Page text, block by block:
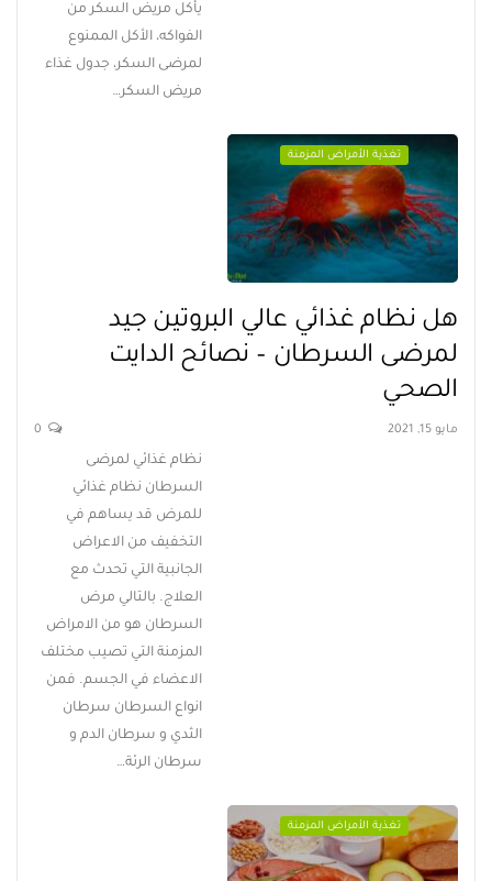
يأكل مريض السكر من
الفواكه، الأكل الممنوع
لمرضى السكر، جدول غذاء
مريض السكر…
تغذية الأمراض المزمنة
هل نظام غذائي عالي البروتين جيد
لمرضى السرطان – نصائح الدايت
الصحي
مايو 15, 2021
نظام غذائي لمرضى
السرطان نظام غذائي
للمرض قد يساهم في
التخفيف من الاعراض
الجانبية التي تحدث مع
العلاج. بالتالي مرض
السرطان هو من الامراض
المزمنة التي تصيب مختلف
الاعضاء في الجسم. فمن
انواع السرطان سرطان
الثدي و سرطان الدم و
سرطان الرئة…
تغذية الأمراض المزمنة